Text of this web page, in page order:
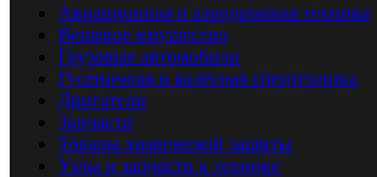
Авиационная и аэродромная техника
Вещевое имущество
Грузовые автомобили
Гусеничная и колёсная спецтехника
Двигатели
Запчасти
Товары химической защиты
Узлы и запчасти к технике